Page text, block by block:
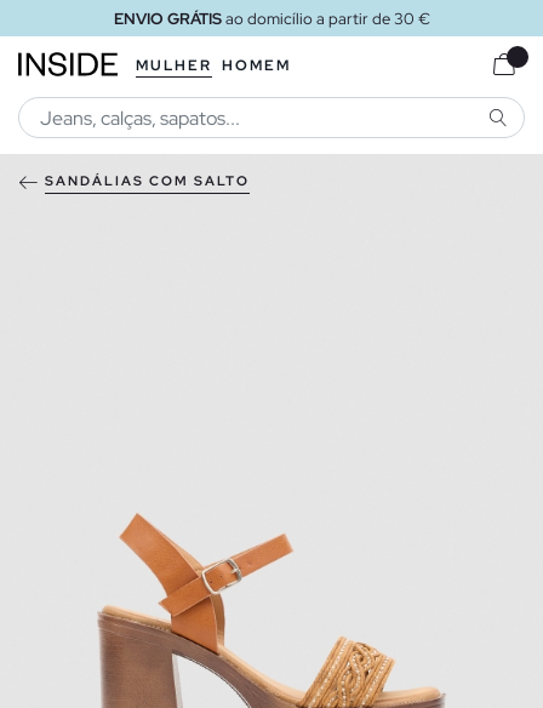
ENVIO GRÁTISao domicílio a partir de 30 €
MULHER HOMEM
SANDÁLIAS COM SALTO